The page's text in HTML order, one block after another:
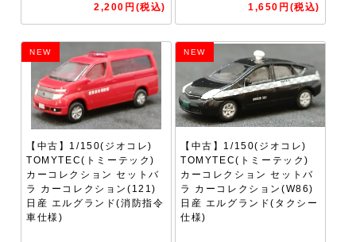
2,200円(税込)
1,650円(税込)
NEW
【中古】1/150(ジオコレ)
TOMYTEC(トミーテック)
カーコレクション セットバ
ラ カーコレクション(121)
日産 エルグランド(消防指令
車仕様)
NEW
【中古】1/150(ジオコレ)
TOMYTEC(トミーテック)
カーコレクション セットバ
ラ カーコレクション(W86)
日産 エルグランド(タクシー
仕様)